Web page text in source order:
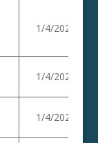
1/4/2023
1/4/2023
1/4/2023